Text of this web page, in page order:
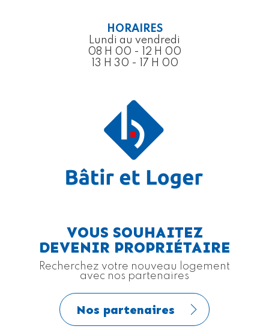
HORAIRES
Lundi au vendredi
08 H 00 - 12 H 00
13 H 30 - 17 H 00
VOUS SOUHAITEZ
DEVENIR PROPRIÉTAIRE
Recherchez votre nouveau logement
avec nos partenaires
Nos partenaires